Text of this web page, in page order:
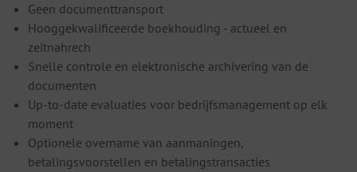
Geen documenttransport
Hooggekwalificeerde boekhouding - actueel en
zeitnahrech
Snelle controle en elektronische archivering van de
documenten
Up-to-date evaluaties voor bedrijfsmanagement op elk
moment
Optionele overname van aanmaningen,
betalingsvoorstellen en betalingstransacties